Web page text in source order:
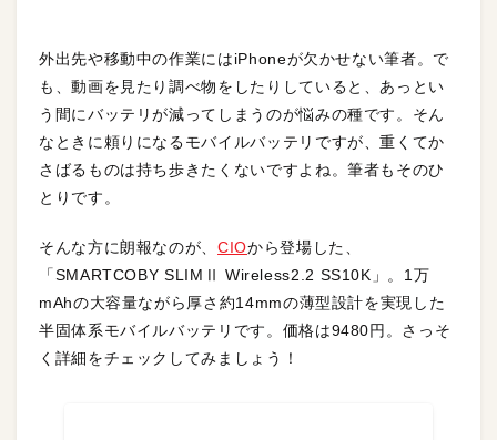
外出先や移動中の作業にはiPhoneが欠かせない筆者。で
も、動画を見たり調べ物をしたりしていると、あっとい
う間にバッテリが減ってしまうのが悩みの種です。そん
なときに頼りになるモバイルバッテリですが、重くてか
さばるものは持ち歩きたくないですよね。筆者もそのひ
とりです。
そんな方に朗報なのが、CIOから登場した、
「SMARTCOBY SLIMⅡ Wireless2.2 SS10K」。1万
mAhの大容量ながら厚さ約14mmの薄型設計を実現した
半固体系モバイルバッテリです。価格は9480円。さっそ
く詳細をチェックしてみましょう！